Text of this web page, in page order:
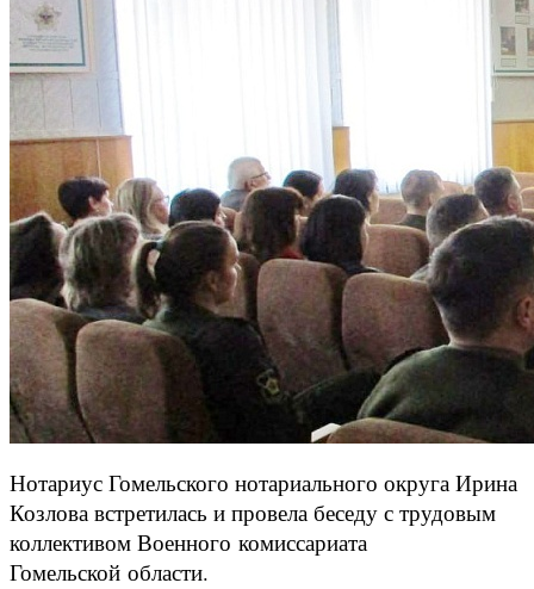
Нотариус Гомельского нотариального округа Ирина
Козлова встретилась и провела беседу с трудовым
коллективом Военного комиссариата
Гомельской области.